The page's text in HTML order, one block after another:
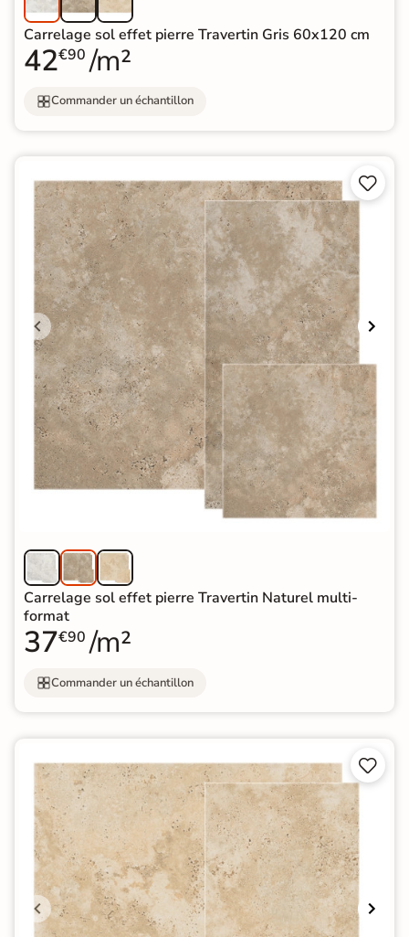
Carrelage sol effet pierre Travertin Gris 60x120 cm
42€90 /m²
Commander un échantillon


Carrelage sol effet pierre Travertin Naturel multi-
format
37€90 /m²
Commander un échantillon

